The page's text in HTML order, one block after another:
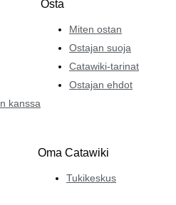
kanssa
Osta
Miten ostan
Ostajan suoja
Catawiki-tarinat
Ostajan ehdot
Oma Catawiki
Tukikeskus